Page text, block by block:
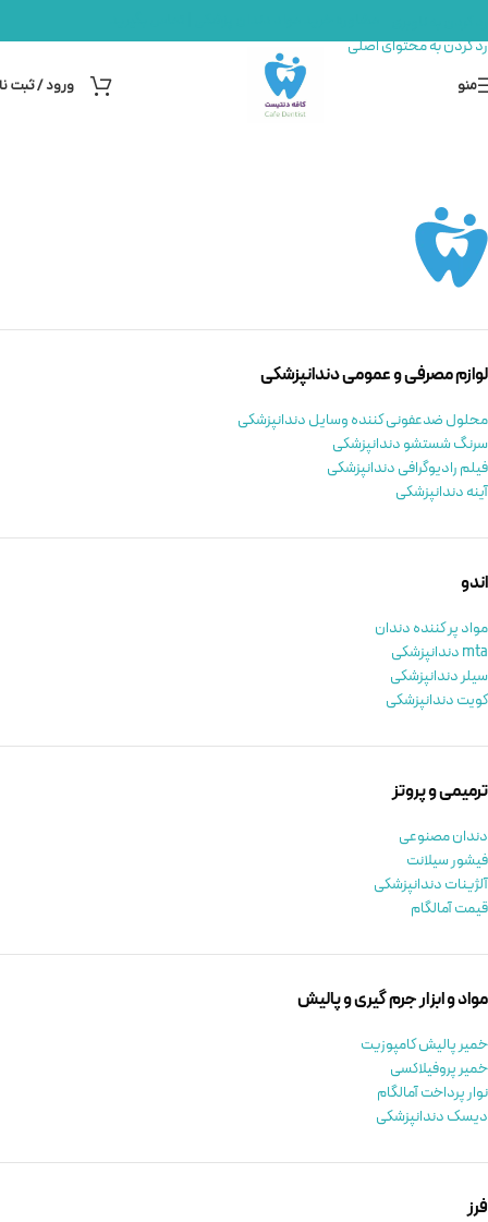
رد کردن به محتوای اصلی
منو ورود / ثبت
لوازم مصرفی و عمومی دندانپزشکی
محلول ضدعفونی کننده وسایل دندانپزشکی
سرنگ شستشو دندانپزشکی
فیلم رادیوگرافی دندانپزشکی
آینه دندانپزشکی
اندو
مواد پر کننده دندان
mta دندانپزشکی
سیلر دندانپزشکی
کویت دندانپزشکی
ترمیمی و پروتز
دندان مصنوعی
فیشور سیلانت
آلژینات دندانپزشکی
قیمت آمالگام
مواد و ابزار جرم گیری و پالیش
خمیر پالیش کامپوزیت
خمیر پروفیلاکسی
نوار پرداخت آمالگام
دیسک دندانپزشکی
فرز